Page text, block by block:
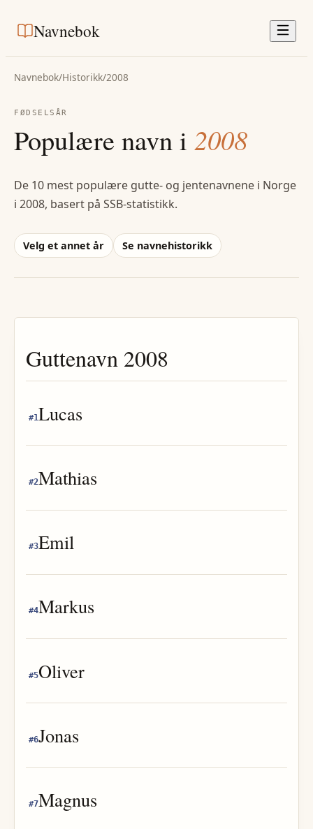
Navnebok
Navnebok/Historikk/2008
FØDSELSÅR
Populære navn i 2008
De 10 mest populære gutte- og jentenavnene i Norge
i 2008, basert på SSB-statistikk.
Velg et annet år Se navnehistorikk
Guttenavn 2008
#1Lucas
#2Mathias
#3Emil
#4Markus
#5Oliver
#6Jonas
#7Magnus